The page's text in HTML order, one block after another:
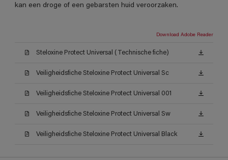
kan een droge of een gebarsten huid veroorzaken.
Download Adobe Reader
Steloxine Protect Universal (Technische fiche)
Veiligheidsfiche Steloxine Protect Universal Sc
Veiligheidsfiche Steloxine Protect Universal 001
Veiligheidsfiche Steloxine Protect Universal Sw
Veiligheidsfiche Steloxine Protect Universal Black